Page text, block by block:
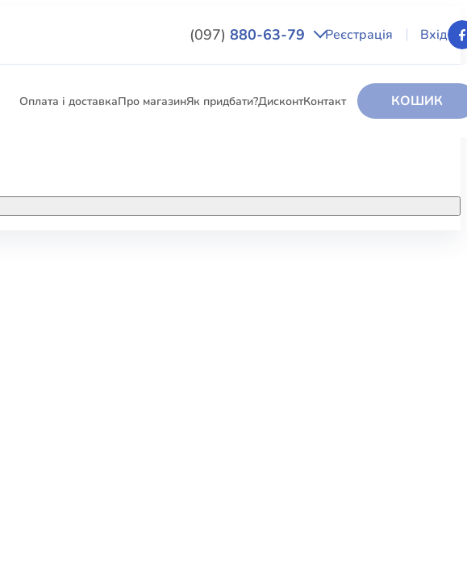
(097) 880-63-79 Реєстрація Вхід
Оплата і доставкаПро магазинЯк придбати?ДисконтКонтакт КОШИК
ЕЛЕКТРОННІ КНИГИ